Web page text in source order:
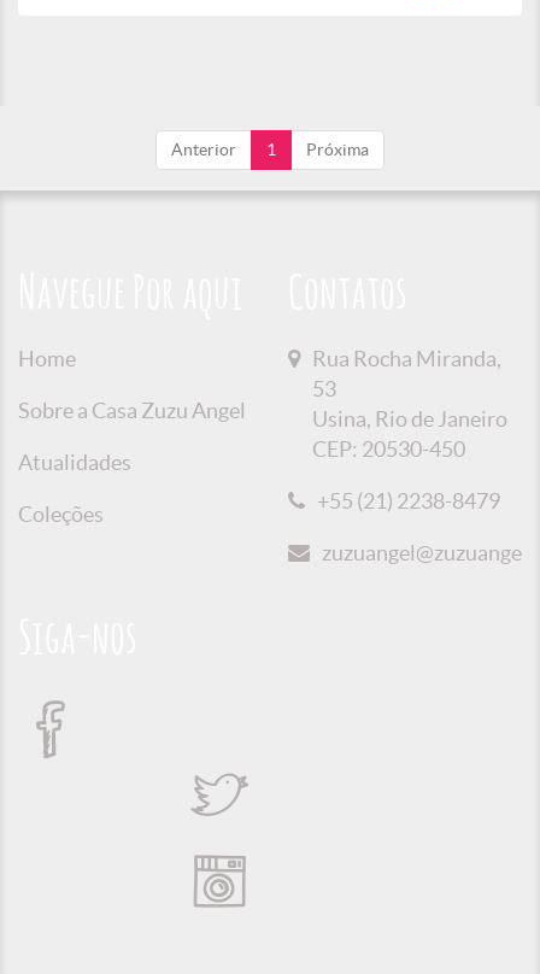
Anterior 1 Próxima
Home
Sobre a Casa Zuzu Angel
Atualidades
Coleções
Rua Rocha Miranda,
53
Usina, Rio de Janeiro
CEP: 20530-450
+55 (21) 2238-8479